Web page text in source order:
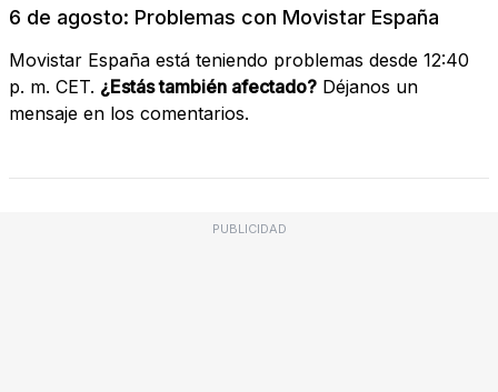
6 de agosto: Problemas con Movistar España
Movistar España está teniendo problemas desde 12:40
p. m. CET. ¿Estás también afectado? Déjanos un
mensaje en los comentarios.
PUBLICIDAD